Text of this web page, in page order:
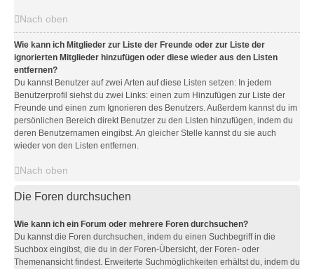
Nach oben
Wie kann ich Mitglieder zur Liste der Freunde oder zur Liste der
ignorierten Mitglieder hinzufügen oder diese wieder aus den Listen
entfernen?
Du kannst Benutzer auf zwei Arten auf diese Listen setzen: In jedem
Benutzerprofil siehst du zwei Links: einen zum Hinzufügen zur Liste der
Freunde und einen zum Ignorieren des Benutzers. Außerdem kannst du im
persönlichen Bereich direkt Benutzer zu den Listen hinzufügen, indem du
deren Benutzernamen eingibst. An gleicher Stelle kannst du sie auch
wieder von den Listen entfernen.
Nach oben
Die Foren durchsuchen
Wie kann ich ein Forum oder mehrere Foren durchsuchen?
Du kannst die Foren durchsuchen, indem du einen Suchbegriff in die
Suchbox eingibst, die du in der Foren-Übersicht, der Foren- oder
Themenansicht findest. Erweiterte Suchmöglichkeiten erhältst du, indem du